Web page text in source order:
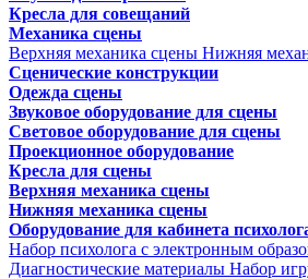
Кресла для совещаний
Механика сцены
Верхняя механика сцены Нижняя
Сценические конструкции
Одежда сцены
Звуковое оборудование для сцены
Световое оборудование для сцены
Проекционное оборудование
Кресла для сцены
Верхняя механика сцены
Нижняя механика сцены
Оборудование для кабинета
Набор психолога с электронным
Диагностические материалы Набор